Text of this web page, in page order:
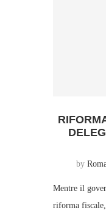
by
Mentre il
riforma